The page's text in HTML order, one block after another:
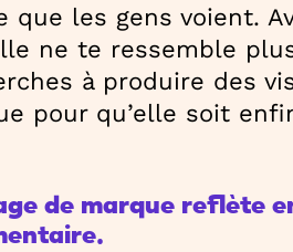
que les gens voient.
ne te ressemble
à produire des
pour qu’elle soit
de marque reflète